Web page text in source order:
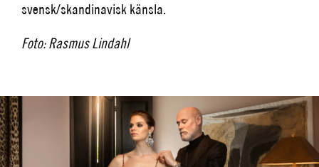
svensk/skandinavisk känsla.
Foto: Rasmus Lindahl